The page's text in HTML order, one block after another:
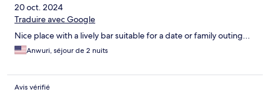
20 oct. 2024
Traduire avec Google
Nice place with a lively bar suitable for a date or family outing...
Anwuri, séjour de 2 nuits
Avis vérifié